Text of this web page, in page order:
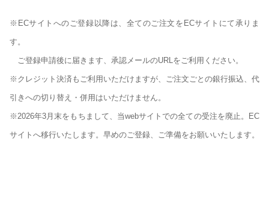
※ECサイトへのご登録以降は、全てのご注文をECサイトにて承りま
す。
ご登録申請後に届きます、承認メールのURLをご利用ください。
※クレジット決済もご利用いただけますが、ご注文ごとの銀行振込、代
引きへの切り替え・併用はいただけません。
※2026年3月末をもちまして、当webサイトでの全ての受注を廃止。EC
サイトへ移行いたします。早めのご登録、ご準備をお願いいたします。